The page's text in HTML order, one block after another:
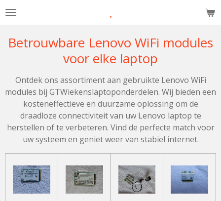
Ga
de
.
Betrouwbare Lenovo WiFi modules
voor elke laptop
Ontdek ons assortiment aan gebruikte Lenovo WiFi
modules bij GTWiekenslaptoponderdelen. Wij bieden een
kosteneffectieve en duurzame oplossing om de
draadloze connectiviteit van uw Lenovo laptop te
herstellen of te verbeteren. Vind de perfecte match voor
uw systeem en geniet weer van stabiel internet.